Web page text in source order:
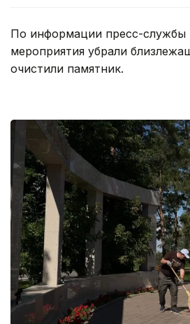
По информации пресс-службы
мероприятия убрали
очистили памятник.